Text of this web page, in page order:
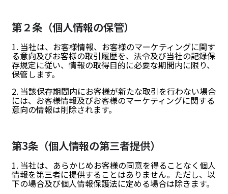
第２条（個人情報の保管）
1. 当社は、お客様情報、お客様のマーケティングに関す
る意向及びお客様の取引履歴を、法令及び当社の記録保
存規定に従い、情報の取得目的に必要な期間内に限り、
保管します。
2. 当該保存期間内にお客様が新たな取引を行わない場合
には、お客様情報及びお客様のマーケティングに関する
意向の情報は削除されます。
第3条（個人情報の第三者提供）
1. 当社は、あらかじめお客様の同意を得ることなく個人
情報を第三者に提供することはありません。ただし、以
下の場合及び個人情報保護法に定める場合は除きます。